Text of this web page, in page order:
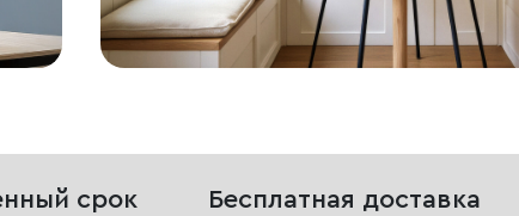
срок
Бесплатная доставка